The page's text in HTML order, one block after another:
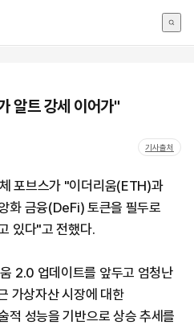
알트 강세 이어가"
기사출처
포브스가 "이더리움(ETH)과
화 금융(DeFi) 토큰을 필두로
있다"고 전했다.
2.0 업데이트를 앞두고 엄청난
가상자산 시장에 대한
적 성능을 기반으로 상승 추세를